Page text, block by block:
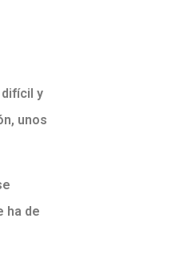
y
unos
ha de